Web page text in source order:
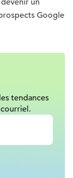
Google
tendances